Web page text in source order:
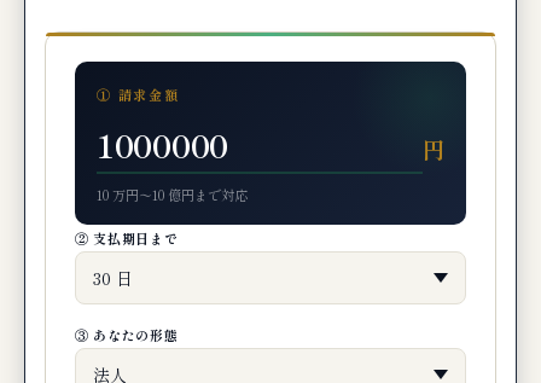
個人事業主・フリーランスの代替案
フリーランス特化型業者の選択肢
フリーランスのファクタリング活用パターン
編集部の最終判断：新設法人ファクタリン
グはこんな事業者に最適
🔗 関連記事（編集部おすすめ）
① 請求金額
円
10 万円〜10 億円まで対応
② 支払期日まで
③ あなたの形態